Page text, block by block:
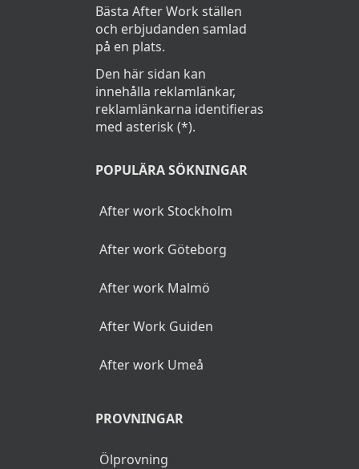
andra erbjudanden, rabatter eller större
evenemang.
Bästa After Work ställen
och erbjudanden samlad
på en plats.
Den här sidan kan
innehålla reklamlänkar,
reklamlänkarna identifieras
med asterisk (*).
POPULÄRA SÖKNINGAR
After work Stockholm
After work Göteborg
After work Malmö
After Work Guiden
After work Umeå
PROVNINGAR
Ölprovning